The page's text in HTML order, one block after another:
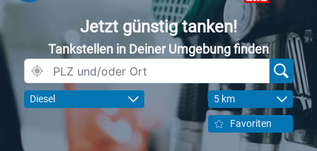
Jetzt günstig tanken!
Tankstellen in Deiner Umgebung finden
Diesel 5 km
Favoriten